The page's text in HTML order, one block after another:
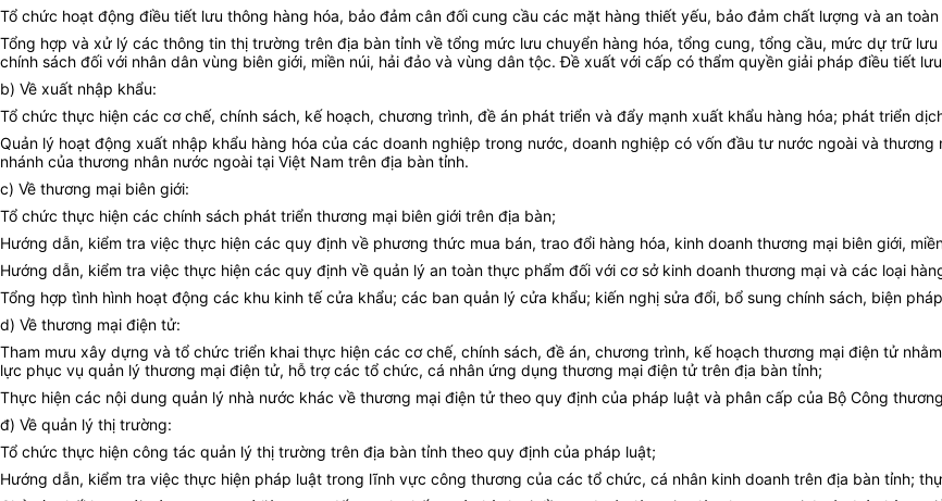
Tổ chức hoạt động điều tiết lưu thông hàng hóa, bảo đảm cân đối cung cầu các mặt hàng thiết yếu, bảo đảm chất lượng và an
Tổng hợp và xử lý các thông tin thị trường trên địa bàn tỉnh về tổng mức lưu chuyển hàng hóa, tổng cung, tổng cầu, mức dự trữ
chính sách đối với nhân dân vùng biên giới, miền núi, hải đảo và vùng dân tộc. Đề xuất với cấp có thẩm quyền giải pháp điều tiết
b) Về xuất nhập khẩu:
Tổ chức thực hiện các cơ chế, chính sách, kế hoạch, chương trình, đề án phát triển và đẩy mạnh xuất khẩu hàng hóa; phát triển
Quản lý hoạt động xuất nhập khẩu hàng hóa của các doanh nghiệp trong nước, doanh nghiệp có vốn đầu tư nước ngoài và
nhánh của thương nhân nước ngoài tại Việt Nam trên địa bàn tỉnh.
c) Về thương mại biên giới:
Tổ chức thực hiện các chính sách phát triển thương mại biên giới trên địa bàn;
Hướng dẫn, kiểm tra việc thực hiện các quy định về phương thức mua bán, trao đổi hàng hóa, kinh doanh thương mại biên giới,
Hướng dẫn, kiểm tra việc thực hiện các quy định về quản lý an toàn thực phẩm đối với cơ sở kinh doanh thương mại và các loại
Tổng hợp tình hình hoạt động các khu kinh tế cửa khẩu; các ban quản lý cửa khẩu; kiến nghị sửa đổi, bổ sung chính sách, biện
d) Về thương mại điện tử:
Tham mưu xây dựng và tổ chức triển khai thực hiện các cơ chế, chính sách, đề án, chương trình, kế hoạch thương mại điện tử
lực phục vụ quản lý thương mại điện tử, hỗ trợ các tổ chức, cá nhân ứng dụng thương mại điện tử trên địa bàn tỉnh;
Thực hiện các nội dung quản lý nhà nước khác về thương mại điện tử theo quy định của pháp luật và phân cấp của Bộ Công t
đ) Về quản lý thị trường:
Tổ chức thực hiện công tác quản lý thị trường trên địa bàn tỉnh theo quy định của pháp luật;
Hướng dẫn, kiểm tra việc thực hiện pháp luật trong lĩnh vực công thương của các tổ chức, cá nhân kinh doanh trên địa bàn tỉnh;